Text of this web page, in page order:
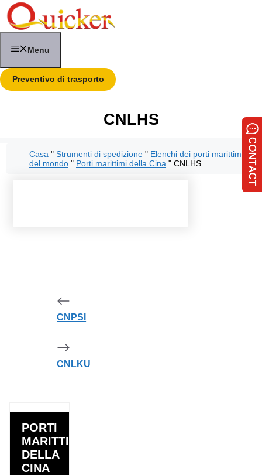
Vai
contenuto
Menu
Preventivo di trasporto
CNLHS
Casa " Strumenti di spedizione " Elenchi dei porti marittimi
del mondo " Porti marittimi della Cina " CNLHS
CNPSI
CNLKU
PORTI
MARITTIMI
DELLA
CINA